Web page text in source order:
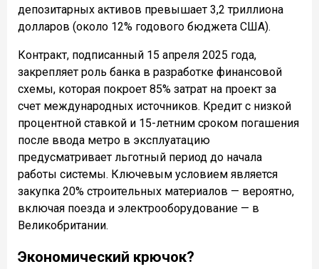
депозитарных активов превышает 3,2 триллиона
долларов (около 12% годового бюджета США).
Контракт, подписанный 15 апреля 2025 года,
закрепляет роль банка в разработке финансовой
схемы, которая покроет 85% затрат на проект за
счет международных источников. Кредит с низкой
процентной ставкой и 15-летним сроком погашения
после ввода метро в эксплуатацию
предусматривает льготный период до начала
работы системы. Ключевым условием является
закупка 20% строительных материалов — вероятно,
включая поезда и электрооборудование — в
Великобритании.
Экономический крючок?